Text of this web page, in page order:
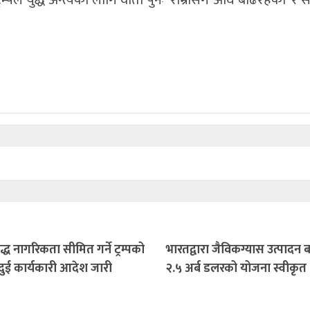
नागरिकता सीमित गर्ने ट्रम्पको
कार्यकारी आदेश जारी
भारतद्वारा जैविकग्यास उत्पादन
२.५ अर्ब डलरको योजना स्वीकृत